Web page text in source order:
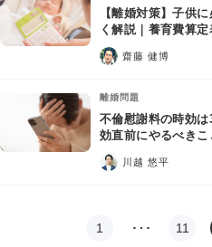
【離婚対策】子供
く解説｜養育費算
齋藤 健博
離婚問題
不倫慰謝料の時効
効直前にやるべきこ
川越 悠平
1 … 11